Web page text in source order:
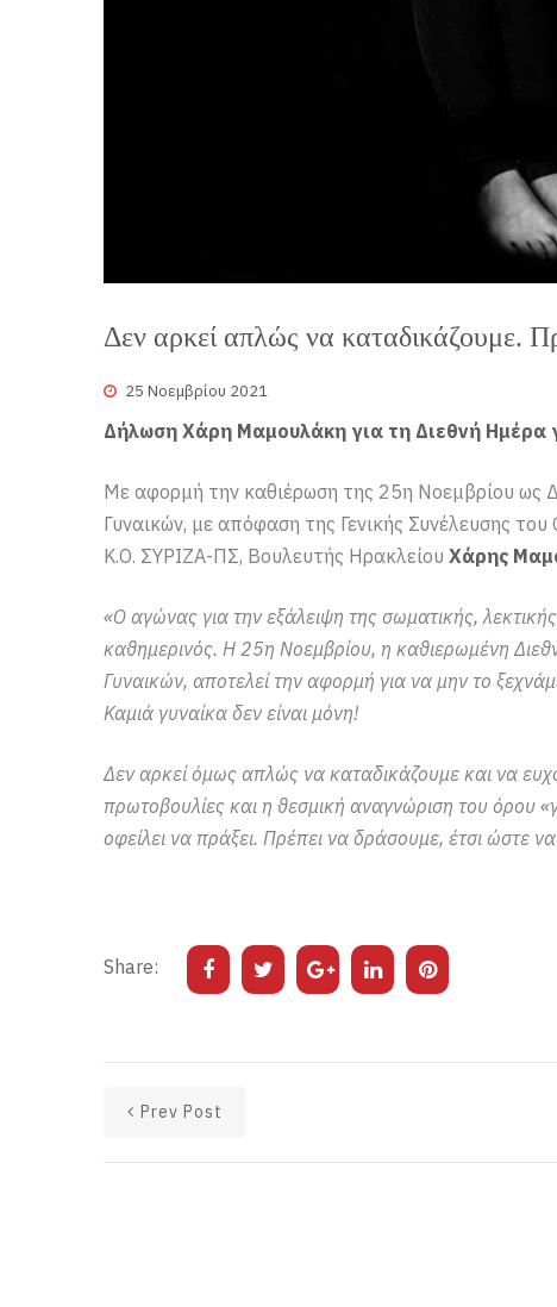
Δεν αρκεί απλώς να καταδικάζουμε.
25 Νοεμβρίου 2021
Δήλωση Χάρη Μαμουλάκη για τη Διεθνή Ημέρα
Με αφορμή την καθιέρωση της 25η Νοεμβρίου ως
Γυναικών, με απόφαση της Γενικής Συνέλευσης
Κ.Ο. ΣΥΡΙΖΑ-ΠΣ, Βουλευτής Ηρακλείου Χάρης
«Ο αγώνας για την εξάλειψη της σωματικής,
καθημερινός. Η 25η Νοεμβρίου, η καθιερωμένη
Γυναικών, αποτελεί την αφορμή για να μην το
Καμιά γυναίκα δεν είναι μόνη!
Δεν αρκεί όμως απλώς να καταδικάζουμε και να
πρωτοβουλίες και η θεσμική αναγνώριση του όρου
οφείλει να πράξει. Πρέπει να δράσουμε, έτσι ώστε
Share:
Prev Post